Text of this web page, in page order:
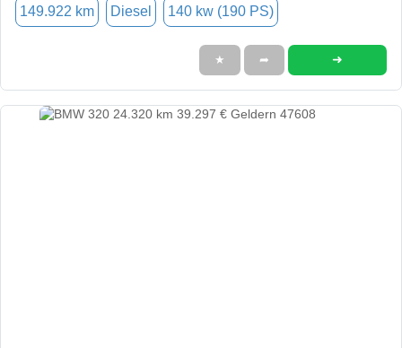
149.922 km Diesel 140 kw (190 PS)
★ ➦ ➜